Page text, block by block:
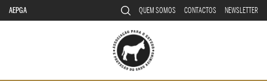
AEPGA QUEM SOMOS CONTACTOS NEWSLETTER